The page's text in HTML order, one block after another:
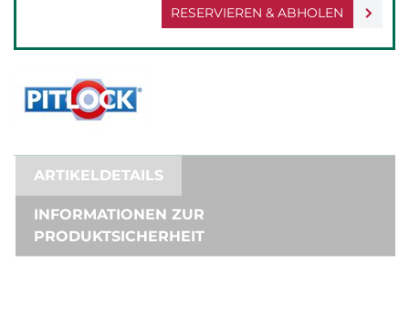
RESERVIEREN & ABHOLEN
ARTIKELDETAILS
INFORMATIONEN ZUR
PRODUKTSICHERHEIT